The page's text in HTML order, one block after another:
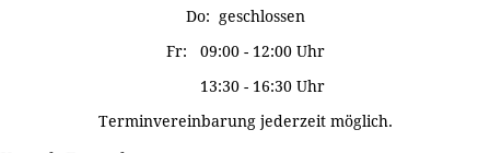
Do: geschlossen
Fr: 09:00 - 12:00 Uhr
13:30 - 16:30 Uhr
Terminvereinbarung jederzeit möglich.